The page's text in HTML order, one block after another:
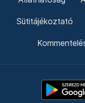
Sütitájékoztató